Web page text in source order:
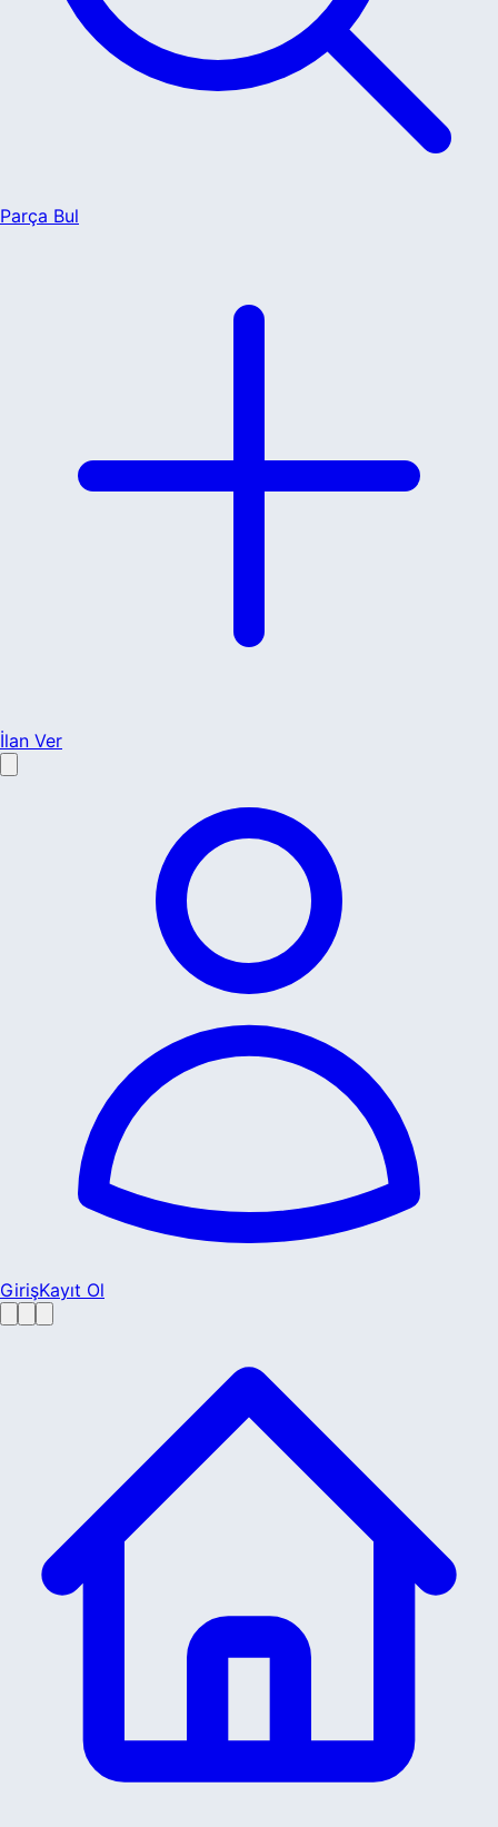
Parça Bul
İlan Ver
GirişKayıt Ol